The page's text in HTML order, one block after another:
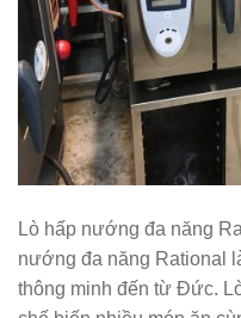
Lò hấp nướng đa năng
nướng đa năng Rational
thông minh đến từ Đức.